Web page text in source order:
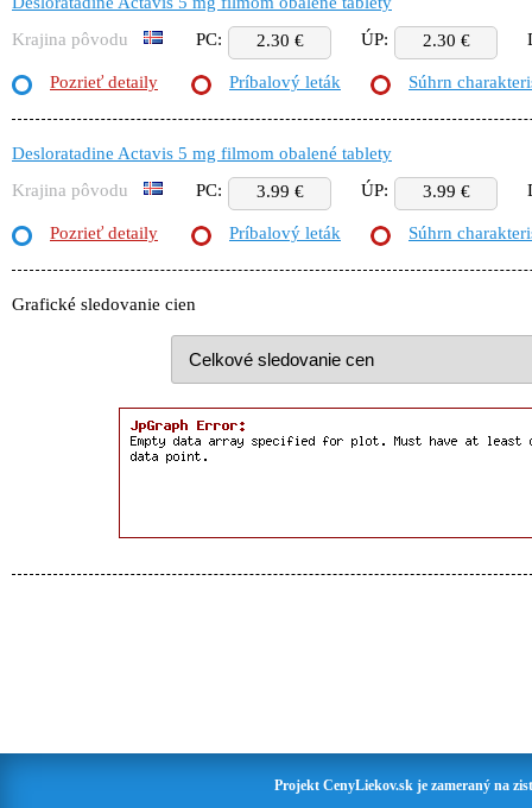
Krajina pôvodu
PC: 2.30 € ÚP: 2.30 €
Pozrieť detaily Príbalový leták Súhrn
Desloratadine Actavis 5 mg filmom obalené tablety
Krajina pôvodu
PC: 3.99 € ÚP: 3.99 €
Pozrieť detaily Príbalový leták Súhrn
Grafické sledovanie cien
Projekt CenyLiekov.sk je zameraný na